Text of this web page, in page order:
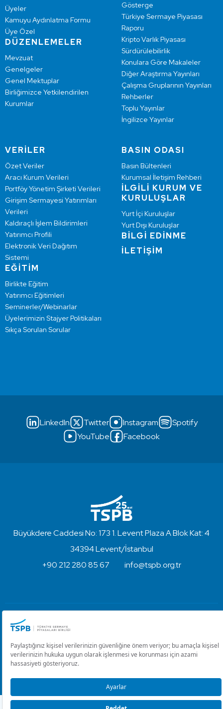
Üyeler
Kamuyu Aydınlatma Formu
Üye Özel
DÜZENLEMELER
Mevzuat
Genelgeler
Genel Mektuplar
Birliğimizce Yetkilendirilen
Kurumlar
Gösterge
Türkiye Sermaye Piyasası
Raporu
Kripto Varlık Piyasası
Sürdürülebilirlik
Konulara Göre Makaleler
Diğer Araştırma Yayınları
Çalışma Gruplarının Yayınları
Rehberler
Toplu Yayınlar
İngilizce Yayınlar
VERİLER
Özet Veriler
Aracı Kurum Verileri
Portföy Yönetim Şirketi Verileri
Girişim Sermayesi Yatırımları
Verileri
Kaldıraçlı İşlem Bildirimleri
Yatırımcı Profili
Elektronik Veri Dağıtım
Sistemi
EĞİTİM
Birlikte Eğitim
Yatırımcı Eğitimleri
Seminerler/Webinarlar
Üyelerimizin Stajyer Politikaları
Sıkça Sorulan Sorular
BASIN ODASI
Basın Bültenleri
Kurumsal İletişim Rehberi
İLGİLİ KURUM VE
KURULUŞLAR
Yurt İçi Kuruluşlar
Yurt Dışı Kuruluşlar
BİLGİ EDİNME
İLETİŞİM
LinkedIn Twitter Instagram
Spotify
YouTube
Facebook
Büyükdere Caddesi No: 173 1. Levent Plaza A Blok Kat: 4
34394 Levent/İstanbul
+90 212 280 85 67
info@tspb.org.tr
Kullanım Koşulları ve Gizlilik
Çerez Ayarlarını Düzenle